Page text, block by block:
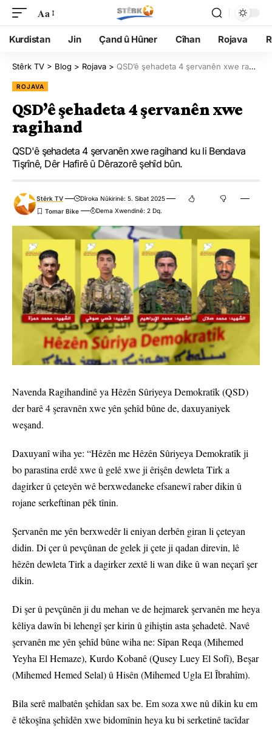
Aa
Kurdistan Jin Çand û Hûner Cîhan Rojava
Stêrk TV > Blog > Rojava > QSD’ê şehadeta 4 şervanên xwe ragihand
ROJAVA
QSD’ê şehadeta 4 şervanên xwe
ragihand
QSD'ê şehadeta 4 şervanên xwe ragihand ku li Bendava
Tişrînê, Dêr Hafirê û Dêrazorê şehîd bûn.
Stêrk TV
Dîroka Nûkirinê: 5. Sibat 2025
Dema Xwendinê: 2 Dq.
Navenda Ragihandinê ya Hêzên Sûriyeya Demokratîk (QSD)
der barê 4 şeravnên xwe yên şehîd bûne de, daxuyaniyek
weşand.
Daxuyanî wiha ye: “Hêzên me Hêzên Sûriyeya Demokratîk ji
bo parastina erdê xwe û gelê xwe ji êrişên dewleta Tirk a
dagirker û çeteyên wê berxwedaneke efsanewî raber dikin û
rojane serkeftinan pêk tînin.
Şervanên me yên berxwedêr li eniyan derbên giran li çeteyan
didin. Di çer û pevçûnan de gelek ji çete ji qadan direvin, lê
hêzên dewleta Tirk a dagirker zextê li wan dike û wan neçarî şer
dikin.
Di şer û pevçûnên ji du mehan ve de hejmarek şervanên me heya
kêliya dawîn bi lehengî şer kirin û gihiştin asta şehadetê. Navê
şervanên me yên şehîd bûne wiha ne: Sîpan Reqa (Mihemed
Yeyha El Hemaze), Kurdo Kobanê (Qusey Luey El Sofî), Beşar
(Mihemed Hemed Selal) û Hisên (Mihemed Ugla El Îbrahîm).
Bila serê malbatên şehîdan sax be. Em soza xwe nû dikin ku em
ê têkoşîna şehîdên xwe bidomînin heya ku bi serketinê tacîdar